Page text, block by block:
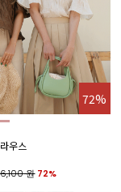
72%
우스
원 72%